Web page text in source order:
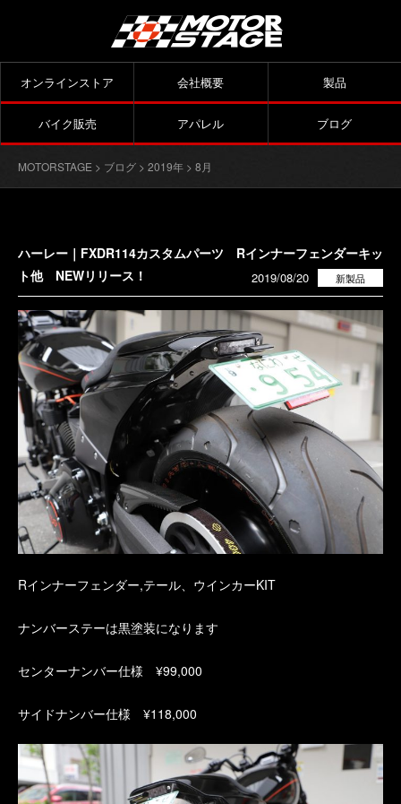
オンラインストア 会社概要 製品
バイク販売 アパレル ブログ
MOTORSTAGE > ブログ > 2019年 > 8月
ハーレー｜FXDR114カスタムパーツ Rインナーフェンダーキッ
ト他 NEWリリース！
新製品
2019/08/20
Rインナーフェンダー,テール、ウインカーKIT
ナンバーステーは黒塗装になります
センターナンバー仕様 ¥99,000
サイドナンバー仕様 ¥118,000